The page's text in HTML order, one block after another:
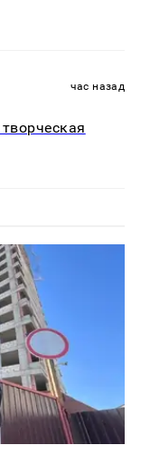
час назад